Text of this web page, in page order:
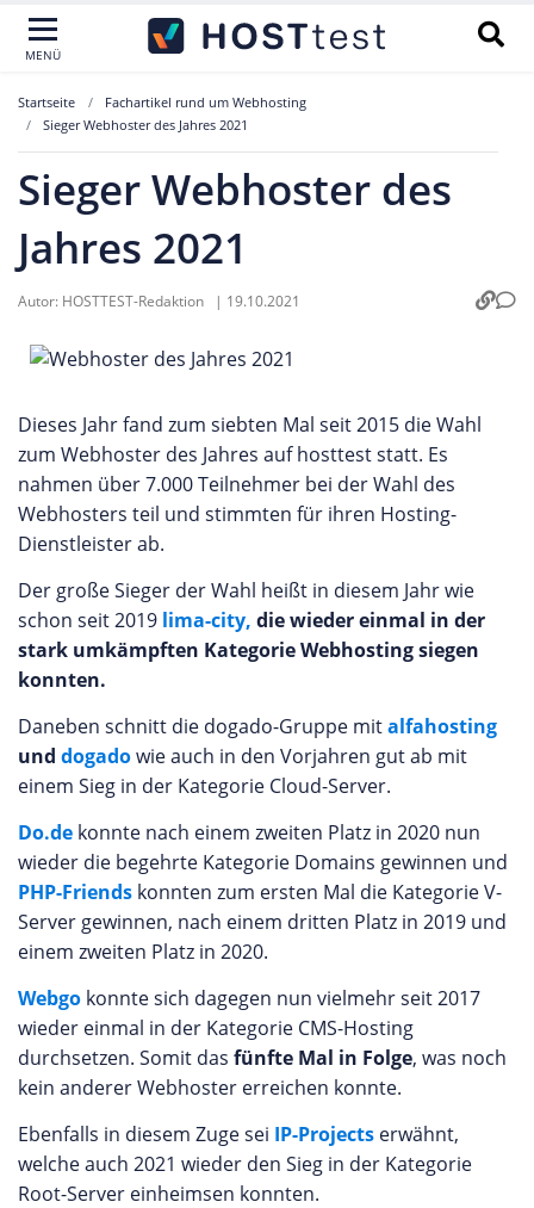
MENÜ
Startseite
Fachartikel rund um Webhosting
Sieger Webhoster des Jahres 2021
Sieger Webhoster des
Jahres 2021
Autor: HOSTTEST-Redaktion | 19.10.2021
Dieses Jahr fand zum siebten Mal seit 2015 die Wahl
zum Webhoster des Jahres auf hosttest statt. Es
nahmen über 7.000 Teilnehmer bei der Wahl des
Webhosters teil und stimmten für ihren Hosting-
Dienstleister ab.
Der große Sieger der Wahl heißt in diesem Jahr wie
schon seit 2019 lima-city, die wieder einmal in der
stark umkämpften Kategorie Webhosting siegen
konnten.
Daneben schnitt die dogado-Gruppe mitalfahosting
und dogadowie auch in den Vorjahren gut ab mit
einem Sieg in der Kategorie Cloud-Server.
Do.de konnte nach einem zweiten Platz in 2020 nun
wieder die begehrte Kategorie Domains gewinnen und
PHP-Friends konnten zum ersten Mal die Kategorie V-
Server gewinnen, nach einem dritten Platz in 2019 und
einem zweiten Platz in 2020.
Webgo konnte sich dagegen nun vielmehr seit 2017
wieder einmal in der Kategorie CMS-Hosting
durchsetzen. Somit das fünfte Mal in Folge, was noch
kein anderer Webhoster erreichen konnte.
Ebenfalls in diesem Zuge sei IP-Projects erwähnt,
welche auch 2021 wieder den Sieg in der Kategorie
Root-Server einheimsen konnten.